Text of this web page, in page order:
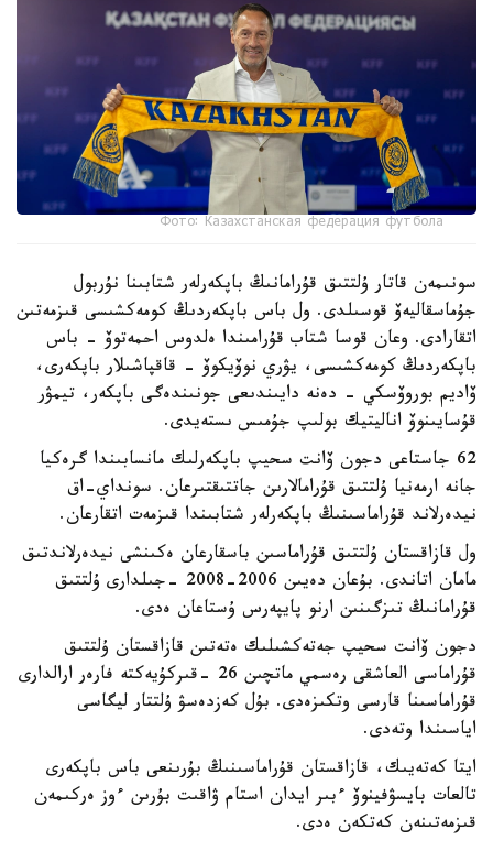
Фото: Казахстанская федерация футбола
سونىمەن قاتار ۇلتتىق قۇرامانىڭ باپكەرلەر شتابىنا نۇربول
جۇماسقاليەۆ قوسىلدى. ول باس باپكەردىڭ كومەكشىسى قىزمەتىن
اتقارادى. وعان قوسا شتاب قۇرامىندا ەلدوس احمەتوۆ - باس
باپكەردىڭ كومەكشىسى، يۋري نوۆيكوۆ - قاقپاشىلار باپكەرى،
ۆاديم بوروۆسكي - دەنە دايىندىعى جونىندەگى باپكەر، تيمۋر
قۇسايىنوۆ اناليتيك بولىپ جۇمىس ىستەيدى.
62 جاستاعى دجون ۆانت سحيپ باپكەرلىك مانسابىندا گرەكيا
جانە ارمەنيا ۇلتتىق قۇرامالارىن جاتتىقتىرعان. سونداي-اق
نيدەرلاند قۇراماسىنىڭ باپكەرلەر شتابىندا قىزمەت اتقارعان.
ول قازاقستان ۇلتتىق قۇراماسىن باسقارعان ەكىنشى نيدەرلاندتىق
مامان اتاندى. بۇعان دەيىن 2006-2008 -جىلدارى ۇلتتىق
قۇرامانىڭ تىزگىنىن ارنو پايپەرس ۇستاعان ەدى.
دجون ۆانت سحيپ جەتەكشىلىك ەتەتىن قازاقستان ۇلتتىق
قۇراماسى العاشقى رەسمي ماتچىن 26 -قىركۇيەكتە فارەر ارالدارى
قۇراماسىنا قارسى وتكىزەدى. بۇل كەزدەسۋ ۇلتتار ليگاسى
اياسىندا وتەدى.
ايتا كەتەيىك، قازاقستان قۇراماسىنىڭ بۇرىنعى باس باپكەرى
تالعات بايسۋفينوۆ ءبىر ايدان استام ۋاقىت بۇرىن ءوز ەركىمەن
قىزمەتىنەن كەتكەن ەدى.